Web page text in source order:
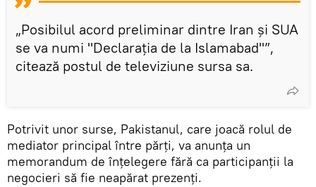
„Posibilul acord preliminar dintre Iran și SUA
se va numi "Declarația de la Islamabad"”,
citează postul de televiziune sursa sa.
Potrivit unor surse, Pakistanul, care joacă rolul de
mediator principal între părți, va anunța un
memorandum de înțelegere fără ca participanții la
negocieri să fie neapărat prezenți.